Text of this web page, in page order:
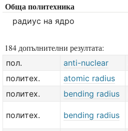
Обща политехника
радиус на ядро
184 допълнителни резултата:
пол. anti-nuclear
политех.
atomic radius
политех.
bending radius
политех. bending radius